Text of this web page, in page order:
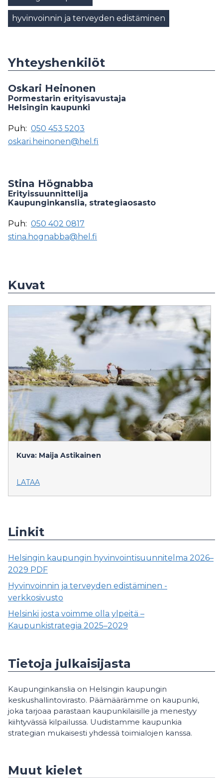
hyvinvoinnin ja terveyden edistäminen
Yhteyshenkilöt
Oskari Heinonen
Pormestarin erityisavustaja
Helsingin kaupunki
Puh: 050 453 5203
oskari.heinonen@hel.fi
Stina Högnabba
Erityissuunnittelija
Kaupunginkanslia, strategiaosasto
Puh: 050 402 0817
stina.hognabba@hel.fi
Kuvat
Kuva: Maija Astikainen
LATAA
Linkit
Helsingin kaupungin hyvinvointisuunnitelma 2026–
2029 PDF
Hyvinvoinnin ja terveyden edistäminen -
verkkosivusto
Helsinki josta voimme olla ylpeitä –
Kaupunkistrategia 2025–2029
Tietoja julkaisijasta
Kaupunginkanslia on Helsingin kaupungin
keskushallintovirasto. Päämäärämme on kaupunki,
joka tarjoaa parastaan kaupunkilaisille ja menestyy
kiihtyvässä kilpailussa. Uudistamme kaupunkia
strategian mukaisesti yhdessä toimialojen kanssa.
Muut kielet